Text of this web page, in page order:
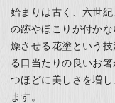
始まりは古く、六世
の跡やほこりが付か
燥させる花塗という
る口当たりの良いお
つほどに美しさを増
ます。